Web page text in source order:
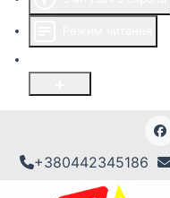
+380442345186